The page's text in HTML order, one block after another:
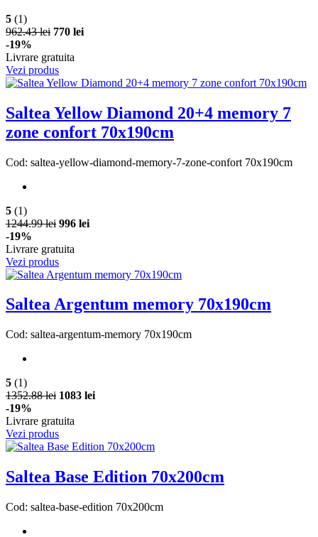
5 (1)
962.43 lei 770 lei
-19%
Livrare gratuita
Vezi produs
Saltea Yellow Diamond 20+4 memory 7
zone confort 70x190cm
Cod: saltea-yellow-diamond-memory-7-zone-confort 70x190cm
5 (1)
1244.99 lei 996 lei
-19%
Livrare gratuita
Vezi produs
Saltea Argentum memory 70x190cm
Cod: saltea-argentum-memory 70x190cm
5 (1)
1352.88 lei 1083 lei
-19%
Livrare gratuita
Vezi produs
Saltea Base Edition 70x200cm
Cod: saltea-base-edition 70x200cm